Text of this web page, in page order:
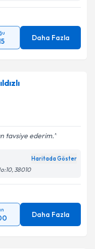
Daha Fazla
tavsiye ederim.
Haritada Göster
38010
Daha Fazla